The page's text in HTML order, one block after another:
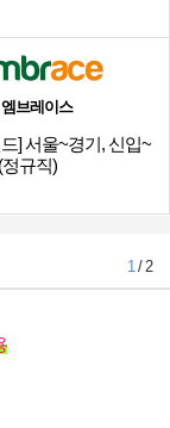
엠브레이스
] 서울~경기, 신입~
규직)
1/ 2